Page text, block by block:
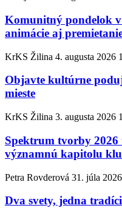
Komunitný pondelok
animácie aj
KrKS Žilina 4. augusta 2026
Objavte kultúrne
mieste
KrKS Žilina 3. augusta 2026
Spektrum tvorby
významnú kapitolu
Petra Rovderová 31. júla 2026
Dva svety, jedna